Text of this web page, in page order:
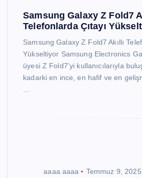
Samsung Galaxy Z Fold7
Telefonlarda Çıtayı
Samsung Galaxy Z Fold7 Akıllı
Yükseltiyor Samsung Electronics
üyesi Z Fold7’yi kullanıcılarıyla
kadarki en ince, en hafif ve en
aaaa aaaa Temmuz 9, 2025